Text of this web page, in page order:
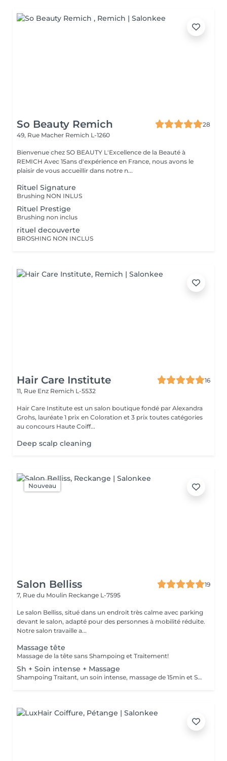
So Beauty Remich
28
49, Rue Macher Remich L-1260
Bienvenue chez SO BEAUTY L'Excellence de la Beauté à
REMICH Avec 15ans d'expérience en France, nous avons le
plaisir de vous accueillir dans notre n...
Rituel Signature
Brushing NON INLUS
Rituel Prestige
Brushing non inclus
rituel decouverte
BROSHING NON INCLUS
Hair Care Institute
16
11, Rue Enz Remich L-5532
Hair Care Institute est un salon boutique fondé par Alexandra
Grohs, lauréate 1 prix en Coloration et 3 prix toutes catégories
au concours Haute Coiff...
Deep scalp cleaning
Nouveau
Salon Belliss
19
7, Rue du Moulin Reckange L-7595
Le salon Belliss, situé dans un endroit très calme avec parking
devant le salon, adapté pour des personnes à mobilité réduite.
Notre salon travaille a...
Massage tête
Massage de la tête sans Shampoing et Traitement!
Sh + Soin intense + Massage
Shampoing Traitant, un soin intense, massage de 15min et Séchage